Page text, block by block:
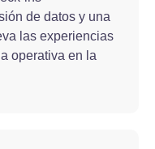
de datos y una
las experiencias
operativa en la